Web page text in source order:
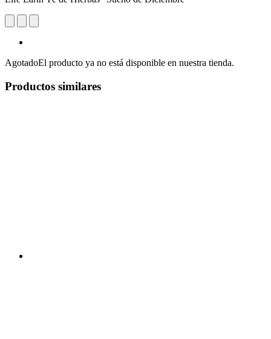
AgotadoEl producto ya no está disponible en nuestra tienda.
Productos similares